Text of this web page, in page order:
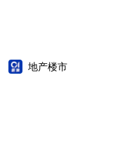
地产楼市